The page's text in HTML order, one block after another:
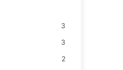
3
3
2